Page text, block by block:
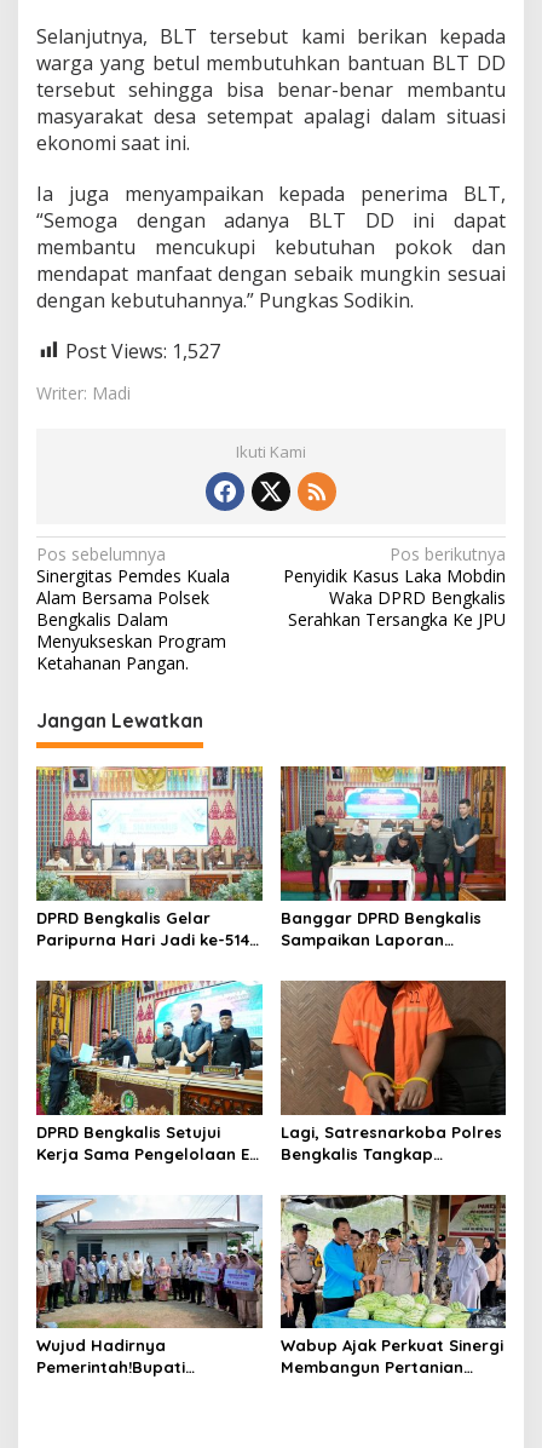
0
6
.
Selanjutnya, BLT tersebut kami berikan kepada
warga yang betul membutuhkan bantuan BLT DD
tersebut sehingga bisa benar-benar membantu
masyarakat desa setempat apalagi dalam situasi
ekonomi saat ini.
Ia juga menyampaikan kepada penerima BLT,
“Semoga dengan adanya BLT DD ini dapat
membantu mencukupi kebutuhan pokok dan
mendapat manfaat dengan sebaik mungkin sesuai
dengan kebutuhannya.” Pungkas Sodikin.
Post Views: 1,527
Writer: Madi
Ikuti Kami
N
a
v
i
a
s
i
p
o
s
Pos sebelumnya
Sinergitas Pemdes Kuala
Alam Bersama Polsek
Bengkalis Dalam
Menyukseskan Program
Ketahanan Pangan.
Pos berikutnya
Penyidik Kasus Laka Mobdin
Waka DPRD Bengkalis
Serahkan Tersangka Ke JPU
Jangan Lewatkan
DPRD Bengkalis Gelar
Paripurna Hari Jadi ke-514
Semangat Membangun
Negeri Junjungan.
Banggar DPRD Bengkalis
Sampaikan Laporan
Pertanggungjawaban
Pelaksanaan APBD Tahun
Anggaran 2025
DPRD Bengkalis Setujui
Kerja Sama Pengelolaan E-
Sungai Selari.
Lagi, Satresnarkoba Polres
Bengkalis Tangkap
Air
Wujud Hadirnya
Pemerintah!Bupati
Wabup Ajak Perkuat Sinergi
Membangun Pertanian